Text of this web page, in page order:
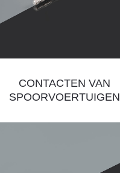
CONTACTEN VAN
SPOORVOERTUIGEN